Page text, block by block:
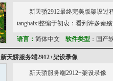
新天骄2912最终完美版架设过
tanghaixi整编于初衷：看到许多秦
语言： 简体中文 软件类型：国产
新天骄服务端2912+架设录像
新天骄服务端2912+架设录像